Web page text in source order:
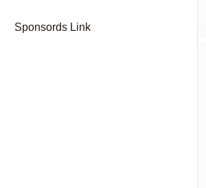
Sponsords Link